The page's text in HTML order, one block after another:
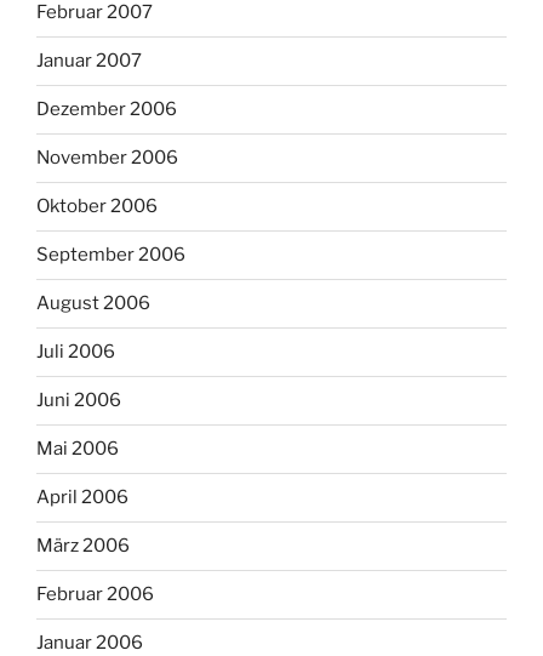
Februar 2007
Januar 2007
Dezember 2006
November 2006
Oktober 2006
September 2006
August 2006
Juli 2006
Juni 2006
Mai 2006
April 2006
März 2006
Februar 2006
Januar 2006